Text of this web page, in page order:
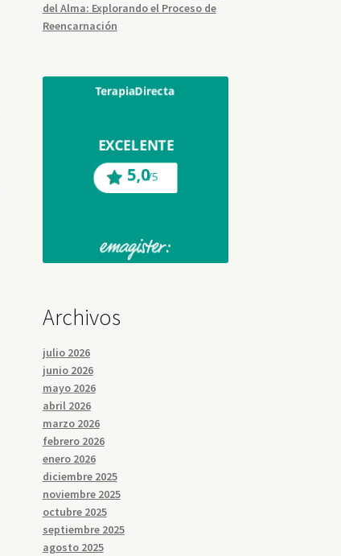
del Alma: Explorando el Proceso de
Reencarnación
Archivos
julio 2026
junio 2026
mayo 2026
abril 2026
marzo 2026
febrero 2026
enero 2026
diciembre 2025
noviembre 2025
octubre 2025
septiembre 2025
agosto 2025